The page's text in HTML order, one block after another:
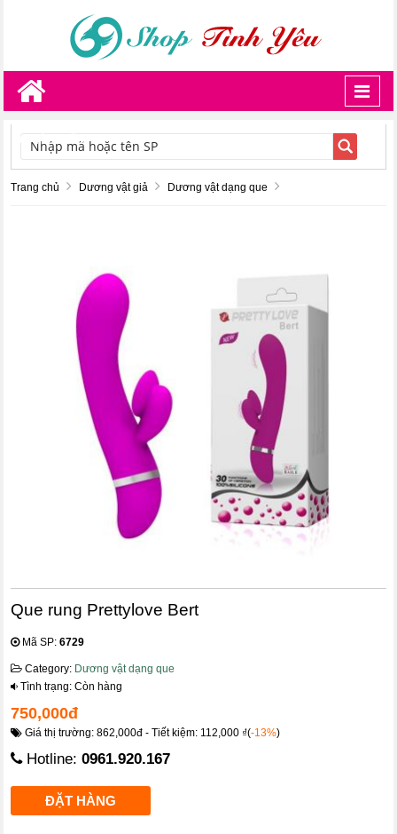
TÌM KIẾM
Trang chủ Dương vật giả Dương vật dạng que
Que rung Prettylove Bert
Mã SP:6729
Category: Dương vật dạng que
Tình trạng: Còn hàng
750,000đ
Giá thị trường: 862,000đ - Tiết kiệm: 112,000 ₫(-13%)
Hotline:0961.920.167